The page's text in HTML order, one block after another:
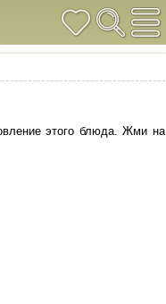
этого блюда. Жми на